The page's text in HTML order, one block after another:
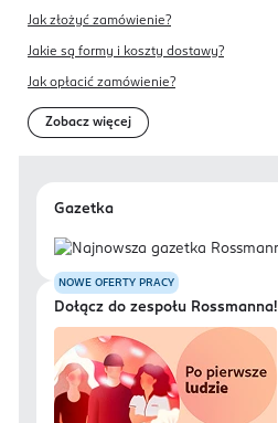
Jak złożyć zamówienie?
Jakie są formy i koszty dostawy?
Jak opłacić zamówienie?
Zobacz więcej
Gazetka
NOWE OFERTY PRACY
Dołącz do zespołu Rossmanna!